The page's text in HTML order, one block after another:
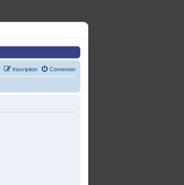
Connexion
Inscription